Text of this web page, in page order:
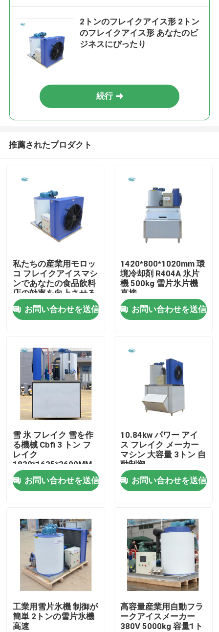
家へ
製品
VRショー
わたしたち に つい て
工場 ツアー
連絡 ください
引金 を 求め て ください
大きな立方体式氷機
2トンのフレイクアイス形 2トン
のフレイクアイス形 あなたのビ
ジネスにぴったり
続行
推薦されたプロダクト
私たちの産業用モロッ
コ フレイクアイスマシ
ンであなたの食品飲料
店の効率を向上させる
お問い合わせを送信
1420*800*1020mm 環
境冷却剤 R404A 氷片
機 500kg 雪片氷片機
直接
お問い合わせを送信
雪 氷 フレイク 雪を作
る機械 Cbfi 3 トン フ
レイク
1830*1635*2600MM
10.84kw 氷機
お問い合わせを送信
10.84kw パワー アイ
ス フレイク メーカー
マシン 大容量 3トン 自
動制御
お問い合わせを送信
工業用雪片氷機 制御が
簡単 2トンの雪片氷機
高速
高容量産業用自動フラ
ークアイスメーカー
380V 5000kg 容量1ト